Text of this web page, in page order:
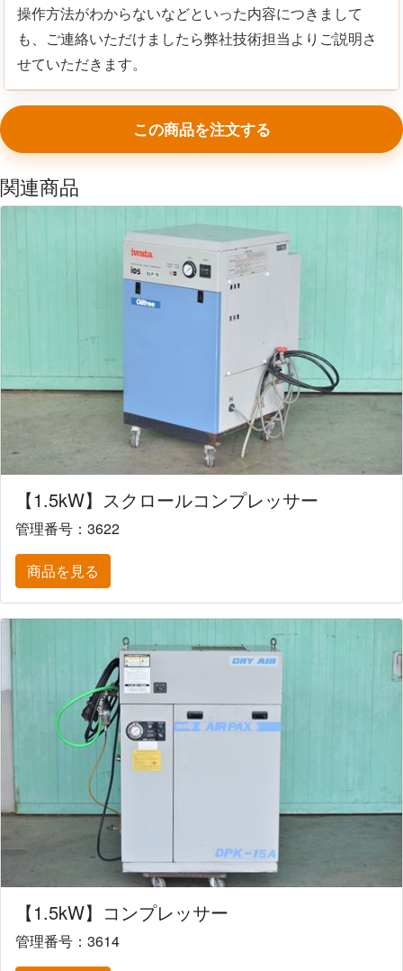
操作方法がわからないなどといった内容につきまして
も、ご連絡いただけましたら弊社技術担当よりご説明さ
せていただきます。
この商品を注文する
関連商品
【1.5kW】スクロールコンプレッサー
管理番号：3622
商品を見る
【1.5kW】コンプレッサー
管理番号：3614